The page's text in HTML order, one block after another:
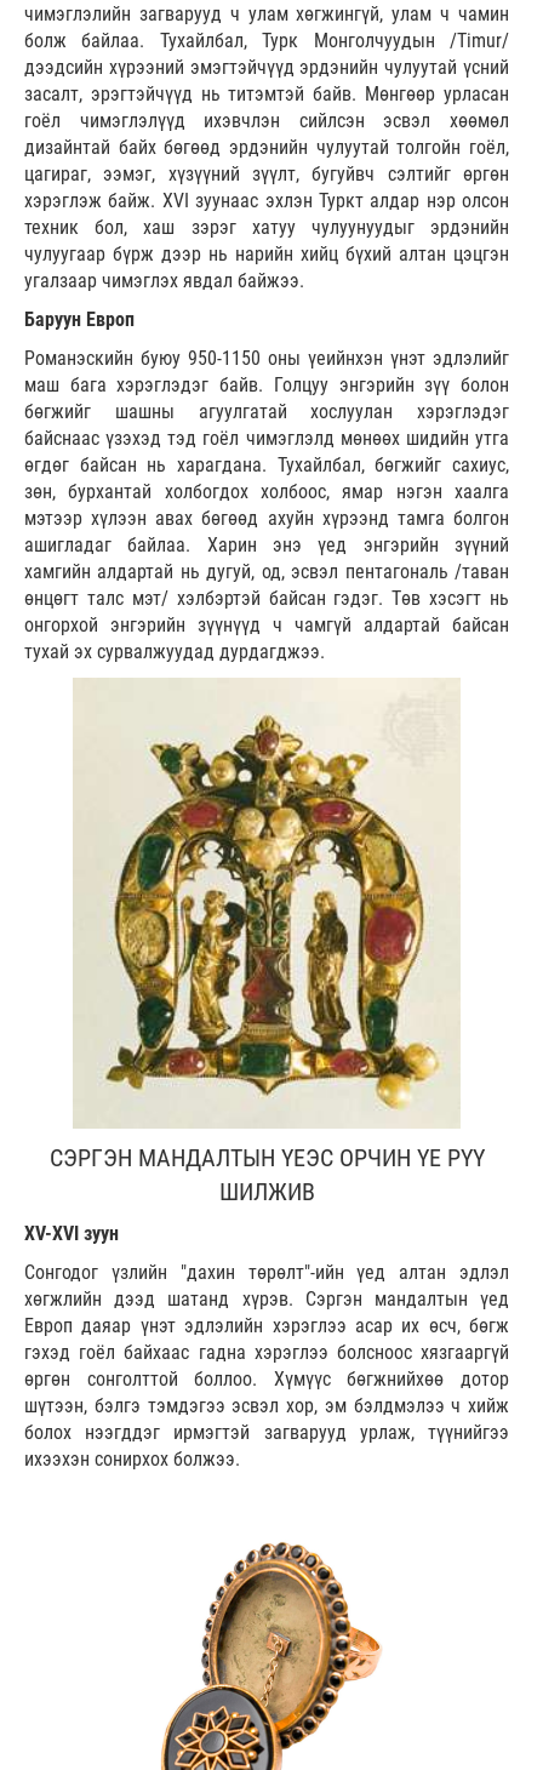
чимэглэлийн загварууд ч улам хөгжингүй, улам ч чамин
болж байлаа. Тухайлбал, Турк Монголчуудын /Timur/
дээдсийн хүрээний эмэгтэйчүүд эрдэнийн чулуутай үсний
засалт, эрэгтэйчүүд нь титэмтэй байв. Мөнгөөр урласан
гоёл чимэглэлүүд ихэвчлэн сийлсэн эсвэл хөөмөл
дизайнтай байх бөгөөд эрдэнийн чулуутай толгойн гоёл,
цагираг, ээмэг, хүзүүний зүүлт, бугуйвч сэлтийг өргөн
хэрэглэж байж. XVI зуунаас эхлэн Туркт алдар нэр олсон
техник бол, хаш зэрэг хатуу чулуунуудыг эрдэнийн
чулуугаар бүрж дээр нь нарийн хийц бүхий алтан цэцгэн
угалзаар чимэглэх явдал байжээ.
Баруун Европ
Романэскийн буюу 950-1150 оны үеийнхэн үнэт эдлэлийг
маш бага хэрэглэдэг байв. Голцуу энгэрийн зүү болон
бөгжийг шашны агуулгатай хослуулан хэрэглэдэг
байснаас үзэхэд тэд гоёл чимэглэлд мөнөөх шидийн утга
өгдөг байсан нь харагдана. Тухайлбал, бөгжийг сахиус,
зөн, бурхантай холбогдох холбоос, ямар нэгэн хаалга
мэтээр хүлээн авах бөгөөд ахуйн хүрээнд тамга болгон
ашигладаг байлаа. Харин энэ үед энгэрийн зүүний
хамгийн алдартай нь дугуй, од, эсвэл пентагональ /таван
өнцөгт талс мэт/ хэлбэртэй байсан гэдэг. Төв хэсэгт нь
онгорхой энгэрийн зүүнүүд ч чамгүй алдартай байсан
тухай эх сурвалжуудад дурдагджээ.
СЭРГЭН МАНДАЛТЫН ҮЕЭС ОРЧИН ҮЕ РҮҮ
ШИЛЖИВ
XV-XVI зуун
Сонгодог үзлийн "дахин төрөлт"-ийн үед алтан эдлэл
хөгжлийн дээд шатанд хүрэв. Сэргэн мандалтын үед
Европ даяар үнэт эдлэлийн хэрэглээ асар их өсч, бөгж
гэхэд гоёл байхаас гадна хэрэглээ болсноос хязгааргүй
өргөн сонголттой боллоо. Хүмүүс бөгжнийхөө дотор
шүтээн, бэлгэ тэмдэгээ эсвэл хор, эм бэлдмэлээ ч хийж
болох нээгддэг ирмэгтэй загварууд урлаж, түүнийгээ
ихээхэн сонирхох болжээ.